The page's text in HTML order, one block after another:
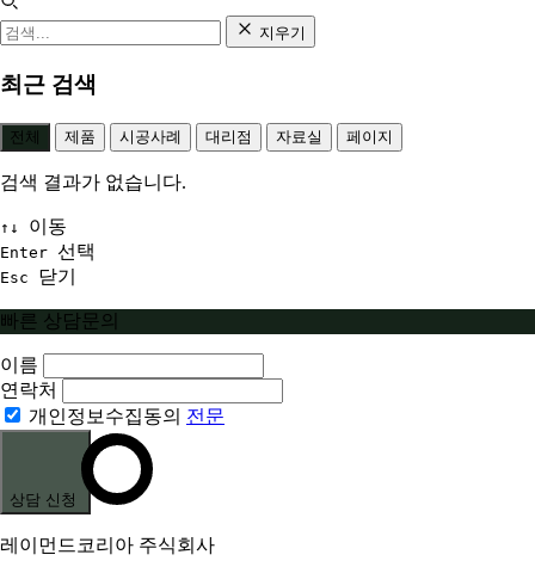
지우기
최근 검색
전체 제품 시공사례 대리점 자료실 페이지
검색 결과가 없습니다.
↑↓ 이동
Enter 선택
Esc 닫기
빠른 상담문의
이름
연락처
개인정보수집동의 전문
상담 신청
레이먼드코리아 주식회사